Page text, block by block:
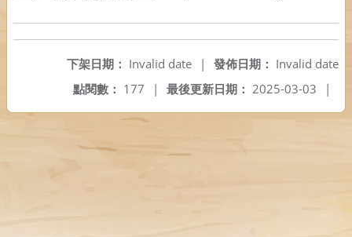
發佈日期： Invalid date
下架日期： Invalid date
|
最後更新日期： 2025-03-03 |
點閱數： 177 |